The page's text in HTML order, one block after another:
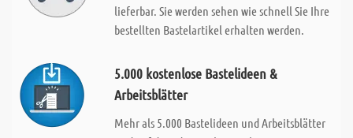
lieferbar. Sie werden sehen wie schnell Sie Ihre
bestellten Bastelartikel erhalten werden.
5.000 kostenlose Bastelideen &
Arbeitsblätter
Mehr als 5.000 Bastelideen und Arbeitsblätter